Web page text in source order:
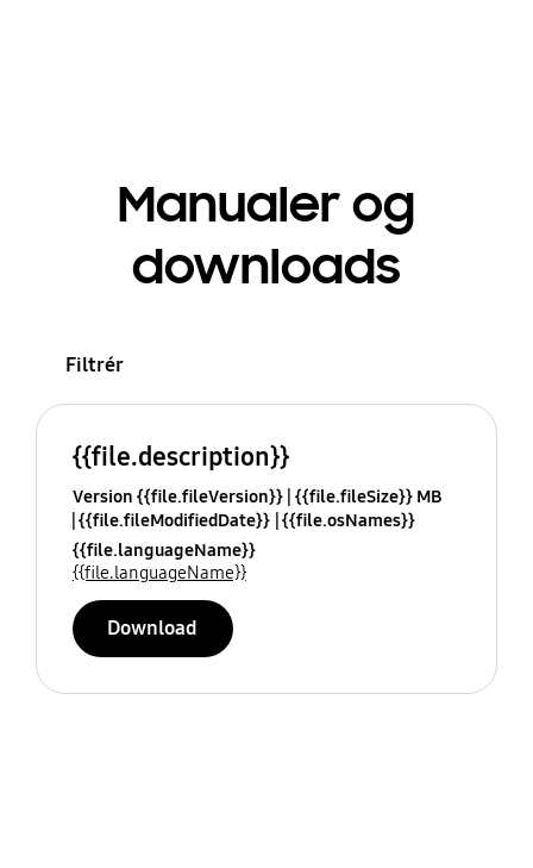
Manualer og
downloads
Filtrér
{{file.description}}
Version {{file.fileVersion}} {{file.fileSize}} MB
{{file.fileModifiedDate}} {{file.osNames}}
{{file.languageName}}
{{file.languageName}}
Download